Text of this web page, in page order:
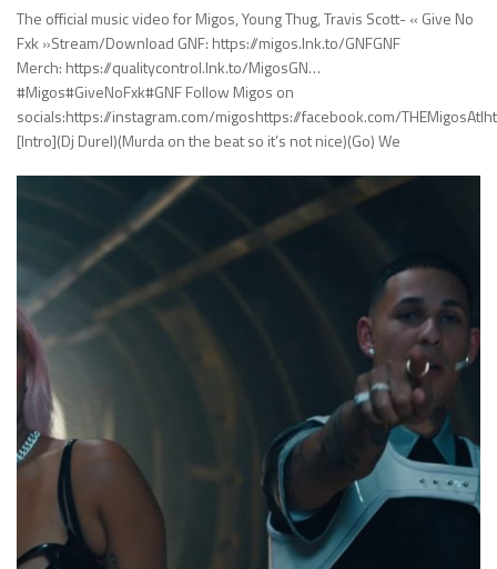
The official music video for Migos, Young Thug, Travis Scott- « Give No
Fxk »Stream/Download GNF: https://migos.lnk.to/GNFGNF
Merch: https://qualitycontrol.lnk.to/MigosGN…
#Migos#GiveNoFxk#GNF Follow Migos on
socials:https://instagram.com/migoshttps://facebook.com/
[Intro](Dj Durel)(Murda on the beat so it’s not nice)(Go) We